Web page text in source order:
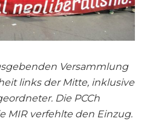
Versammlung
links der Mitte, inklusive
Die PCCh
MIR verfehlte den Einzug.